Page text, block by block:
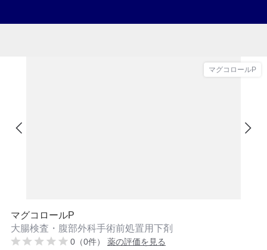
マグコロールP
マグコロールP
大腸検査・腹部外科手術前処置用下剤
0（0件） 薬の評価を見る